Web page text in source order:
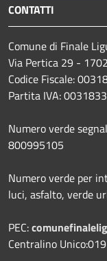
CONTATTI
Comune di Finale
Via Pertica 29 -
Codice Fiscale:
Partita IVA:
Numero verde
800995105
Numero verde per
luci, asfalto, verde
PEC:
Centralino